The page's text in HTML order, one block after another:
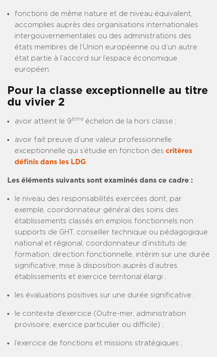
fonctions de même nature et de niveau équivalent,
accomplies auprès des organisations internationales
intergouvernementales ou des administrations des
états membres de l’Union européenne ou d’un autre
état partie à l’accord sur l’espace économique
européen.
Pour la classe exceptionnelle au titre
du vivier 2
avoir atteint le 9ème échelon de la hors classe ;
avoir fait preuve d’une valeur professionnelle
exceptionnelle qui s’étudie en fonction des critères
définis dans les LDG
Les éléments suivants sont examinés dans ce cadre :
le niveau des responsabilités exercées dont, par
exemple, coordonnateur général des soins des
établissements classés en emplois fonctionnels non
supports de GHT, conseiller technique ou pédagogique
national et régional, coordonnateur d’instituts de
formation, direction fonctionnelle, intérim sur une durée
significative, mise à disposition auprès d’autres
établissements et exercice territorial élargi ;
les évaluations positives sur une durée significative ;
le contexte d’exercice (Outre-mer, administration
provisoire, exercice particulier ou difficile) ;
l’exercice de fonctions et missions stratégiques ;